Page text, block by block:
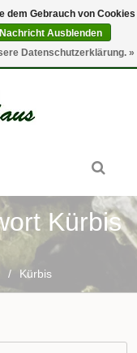
Kürbis
/ Kürbis
dem Gebrauch von Cookies
Ausblenden
Datenschutzerklärung. »